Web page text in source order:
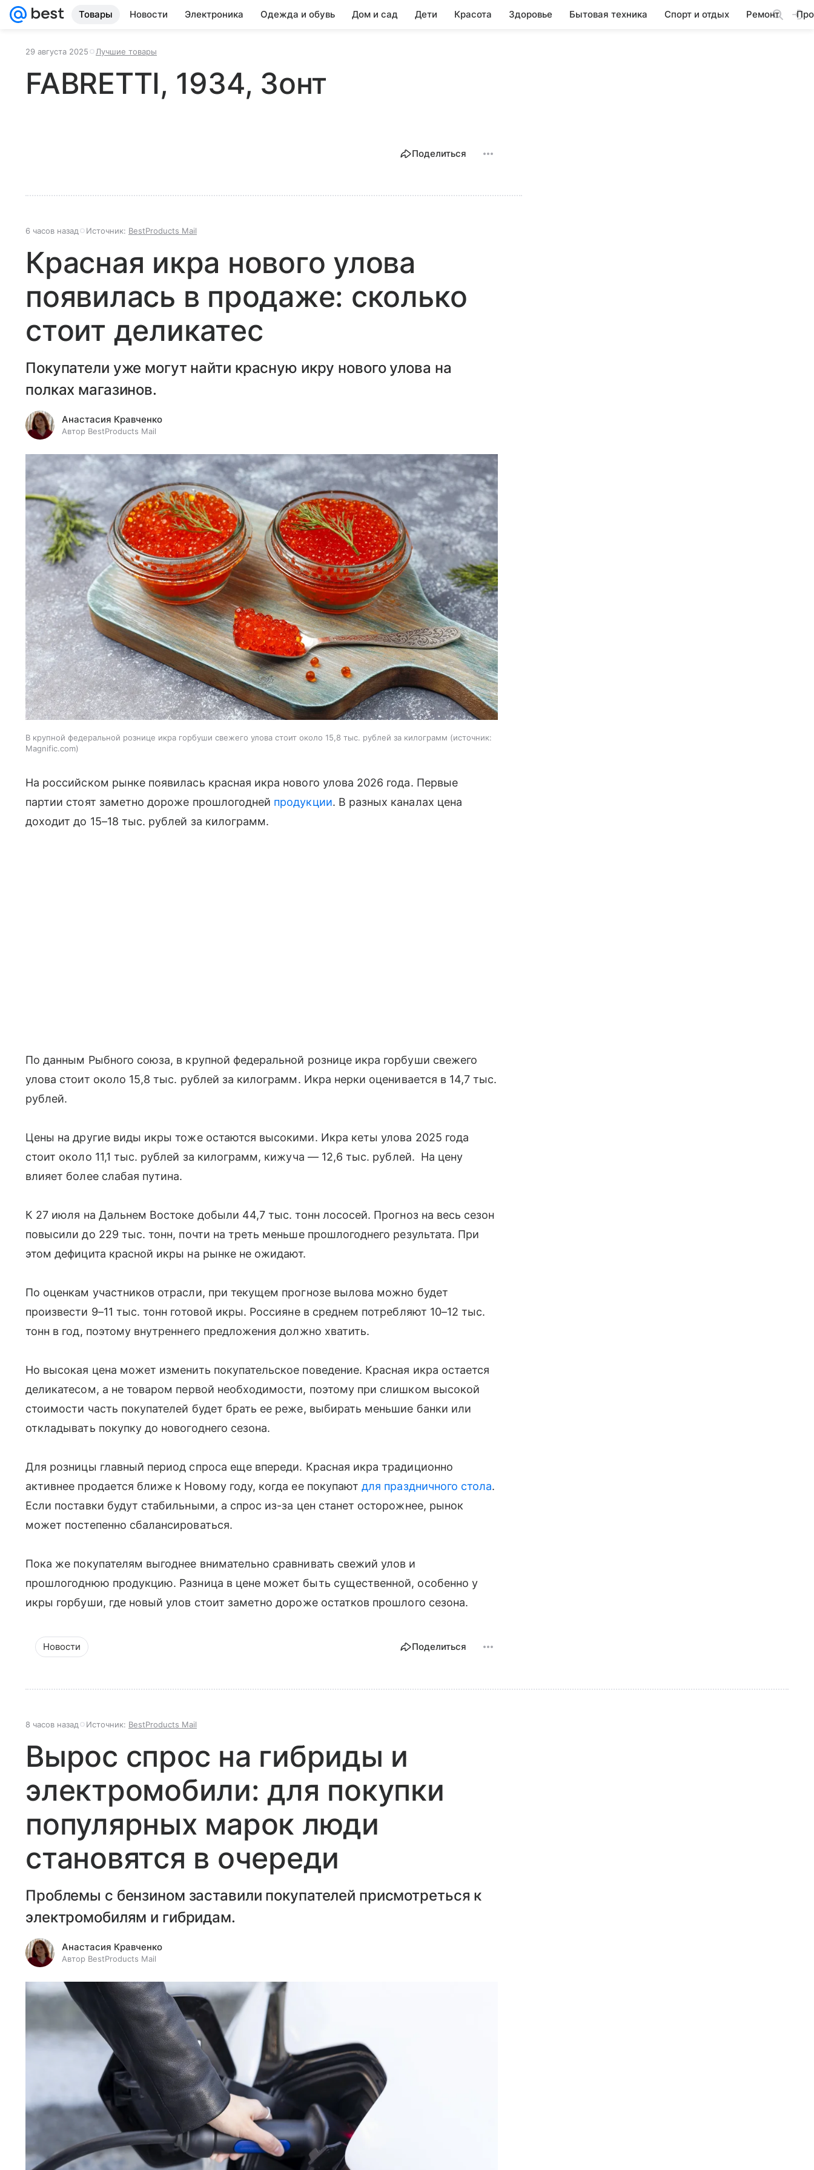
Товары Новости Электроника Одежда и обувь Дом и сад Дети Красота Здоровье Бытовая техника Спорт и отдых Ремонт
29 августа 2025 Лучшие товары
FABRETTI, 1934, Зонт
Поделиться
6 часов назад Источник: BestProducts Mail
Красная икра нового улова
появилась в продаже: сколько
стоит деликатес
Покупатели уже могут найти красную икру нового улова на
полках магазинов.
Анастасия Кравченко
Автор BestProducts Mail
В крупной федеральной рознице икра горбуши свежего улова стоит около 15,8 тыс. рублей за килограмм
источник:
Magnific.com
На российском рынке появилась красная икра нового улова 2026 года. Первые
партии стоят заметно дороже прошлогодней продукции. В разных каналах цена
доходит до 15–18 тыс. рублей за килограмм.
По данным Рыбного союза, в крупной федеральной рознице икра горбуши свежего
улова стоит около 15,8 тыс. рублей за килограмм. Икра нерки оценивается в 14,7 тыс.
рублей.
Цены на другие виды икры тоже остаются высокими. Икра кеты улова 2025 года
стоит около 11,1 тыс. рублей за килограмм, кижуча — 12,6 тыс. рублей. На цену
влияет более слабая путина.
К 27 июля на Дальнем Востоке добыли 44,7 тыс. тонн лососей. Прогноз на весь сезон
повысили до 229 тыс. тонн, почти на треть меньше прошлогоднего результата. При
этом дефицита красной икры на рынке не ожидают.
По оценкам участников отрасли, при текущем прогнозе вылова можно будет
произвести 9–11 тыс. тонн готовой икры. Россияне в среднем потребляют 10–12 тыс.
тонн в год, поэтому внутреннего предложения должно хватить.
Но высокая цена может изменить покупательское поведение. Красная икра остается
деликатесом, а не товаром первой необходимости, поэтому при слишком высокой
стоимости часть покупателей будет брать ее реже, выбирать меньшие банки или
откладывать покупку до новогоднего сезона.
Для розницы главный период спроса еще впереди. Красная икра традиционно
активнее продается ближе к Новому году, когда ее покупаютдля праздничного стола.
Если поставки будут стабильными, а спрос из-за цен станет осторожнее, рынок
может постепенно сбалансироваться.
Пока же покупателям выгоднее внимательно сравнивать свежий улов и
прошлогоднюю продукцию. Разница в цене может быть существенной, особенно у
икры горбуши, где новый улов стоит заметно дороже остатков прошлого сезона.
Новости Поделиться
8 часов назад Источник: BestProducts Mail
Вырос спрос на гибриды и
электромобили: для покупки
популярных марок люди
становятся в очереди
Проблемы с бензином заставили покупателей присмотреться к
электромобилям и гибридам.
Анастасия Кравченко
Автор BestProducts Mail